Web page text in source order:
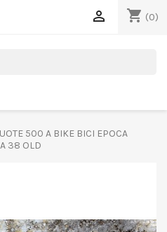
shopping_cart (0)

500 A BIKE BICI EPOCA
38 OLD